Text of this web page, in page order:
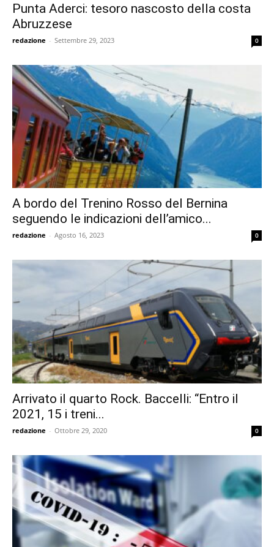
Punta Aderci: tesoro nascosto della costa
Abruzzese
redazione - Settembre 29, 2023 0
A bordo del Trenino Rosso del Bernina
seguendo le indicazioni dell’amico...
redazione - Agosto 16, 2023 0
Arrivato il quarto Rock. Baccelli: “Entro il
2021, 15 i treni...
redazione - Ottobre 29, 2020 0